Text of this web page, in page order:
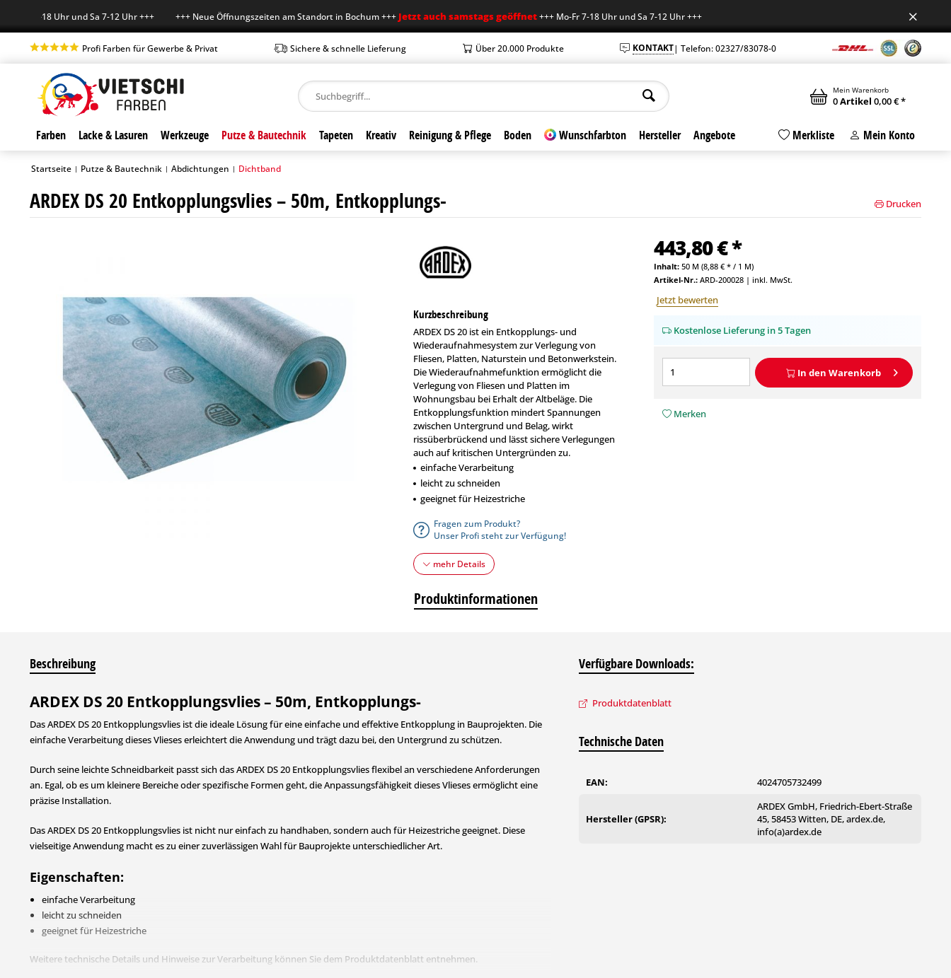
Fr 7-18 Uhr und Sa 7-12 Uhr +++ +++ Neue Öffnungszeiten am Standort in Bochum +++Jetzt auch samstags geöffnet+++ Mo-Fr 7-18 Uhr und Sa 7-12 Uhr +++
Profi Farben für Gewerbe & Privat Sichere & schnelle Lieferung Über 20.000 Produkte KONTAKT| Telefon: 02327/83078-0
Mein Warenkorb
0Artikel 0,00 € *
Farben Lacke & Lasuren Werkzeuge Putze & Bautechnik Tapeten Kreativ Reinigung & Pflege Boden Wunschfarbton Hersteller Angebote Merkliste Mein Konto
Startseite | Putze & Bautechnik | Abdichtungen | Dichtband
ARDEX DS 20 Entkopplungsvlies – 50m, Entkopplungs- Drucken
Kurzbeschreibung
ARDEX DS 20 ist ein Entkopplungs- und
Wiederaufnahmesystem zur Verlegung von
Fliesen, Platten, Naturstein und Betonwerkstein.
Die Wiederaufnahmefunktion ermöglicht die
Verlegung von Fliesen und Platten im
Wohnungsbau bei Erhalt der Altbeläge. Die
Entkopplungsfunktion mindert Spannungen
zwischen Untergrund und Belag, wirkt
rissüberbrückend und lässt sichere Verlegungen
auch auf kritischen Untergründen zu.
einfache Verarbeitung
leicht zu schneiden
geeignet für Heizestriche
Fragen zum Produkt?
Unser Profi steht zur Verfügung!
mehr Details
443,80 € *
Inhalt: 50 M (8,88 € * / 1 M)
Artikel-Nr.: ARD-200028| inkl. MwSt.
Jetzt bewerten
Kostenlose Lieferung in 5 Tagen
In den Warenkorb
Merken
Produktinformationen
Beschreibung
ARDEX DS 20 Entkopplungsvlies – 50m, Entkopplungs-
Das ARDEX DS 20 Entkopplungsvlies ist die ideale Lösung für eine einfache und effektive Entkopplung in Bauprojekten. Die
einfache Verarbeitung dieses Vlieses erleichtert die Anwendung und trägt dazu bei, den Untergrund zu schützen.
Durch seine leichte Schneidbarkeit passt sich das ARDEX DS 20 Entkopplungsvlies flexibel an verschiedene Anforderungen
an. Egal, ob es um kleinere Bereiche oder spezifische Formen geht, die Anpassungsfähigkeit dieses Vlieses ermöglicht eine
präzise Installation.
Das ARDEX DS 20 Entkopplungsvlies ist nicht nur einfach zu handhaben, sondern auch für Heizestriche geeignet. Diese
vielseitige Anwendung macht es zu einer zuverlässigen Wahl für Bauprojekte unterschiedlicher Art.
Eigenschaften:
einfache Verarbeitung
leicht zu schneiden
geeignet für Heizestriche
Weitere technische Details und Hinweise zur Verarbeitung können Sie dem Produktdatenblatt entnehmen.
Verfügbare Downloads:
Produktdatenblatt
Technische Daten
EAN: 4024705732499
Hersteller (GPSR):
ARDEX GmbH, Friedrich-Ebert-Straße
45, 58453 Witten, DE, ardex.de,
info(a)ardex.de